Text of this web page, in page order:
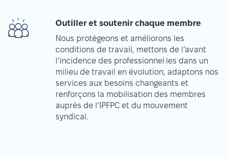
Outiller et soutenir chaque membre
Nous protégeons et améliorons les
conditions de travail, mettons de l’avant
l’incidence des professionnel·les dans un
milieu de travail en évolution, adaptons nos
services aux besoins changeants et
renforçons la mobilisation des membres
auprès de l’IPFPC et du mouvement
syndical.